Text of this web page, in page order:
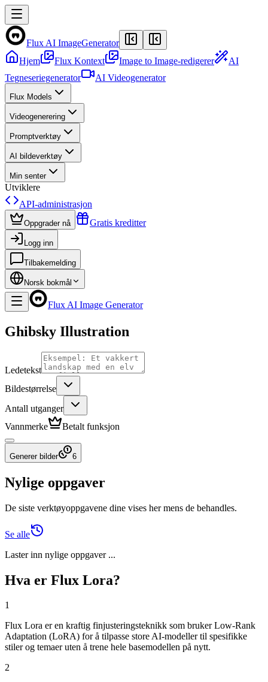
Flux AI ImageGenerator
Hjem
Flux Kontext Image to Image-redigerer
AI
Tegneseriegenerator
AI Videogenerator
Flux Models
Videogenerering
Promptverktøy
AI bildeverktøy
Min senter
Utviklere
API-administrasjon
Oppgrader nå Gratis kreditter
Logg inn
Tilbakemelding
Norsk bokmål
Flux AI Image Generator
Ghibsky Illustration
Ledetekst
Bildestørrelse
Antall utganger
Vannmerke
Betalt funksjon
Generer bilder 6
Nylige oppgaver
De siste verktøyoppgavene dine vises her mens de behandles.
Se alle
Laster inn nylige oppgaver ...
Hva er Flux Lora?
1
Flux Lora er en kraftig finjusteringsteknikk som bruker Low-Rank
Adaptation (LoRA) for å tilpasse store AI-modeller til spesifikke
stiler og temaer uten å trene hele basemodellen på nytt.
2